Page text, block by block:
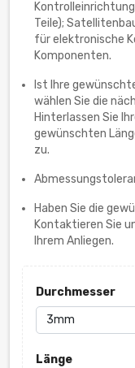
Teile);
für elektronische
Komponenten.
Ist Ihre
wählen Sie die
Hinterlassen Sie
gewünschten
zu.
Haben Sie die
Kontaktieren Sie
Ihrem Anliegen.
Durchmesser
Länge